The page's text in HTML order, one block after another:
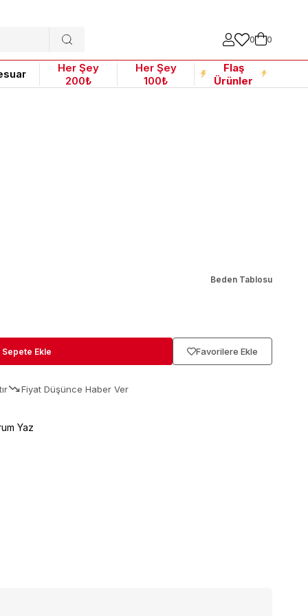
0 0
Her Şey
200₺
Her Şey
100₺
Flaş
Ürünler
Beden Tablosu
Favorilere Ekle
Fiyat Düşünce Haber Ver
Yaz